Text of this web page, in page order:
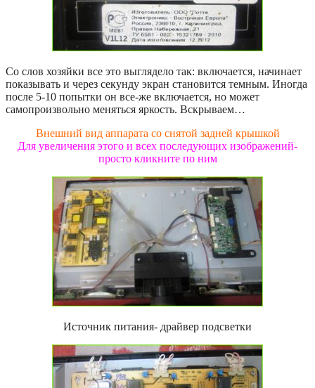
Со слов хозяйки все это выглядело так: включается, начинает
показывать и через секунду экран становится темным. Иногда
после 5-10 попытки он все-же включается, но может
самопроизвольно меняться яркость. Вскрываем…
Внешний вид аппарата со снятой задней крышкой
Для увеличения этого и всех последующих изображений-
просто кликните по ним
Источник питания- драйвер подсветки